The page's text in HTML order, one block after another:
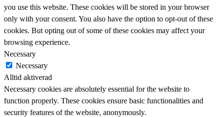
you use this website. These cookies will be stored in your browser
only with your consent. You also have the option to opt-out of these
cookies. But opting out of some of these cookies may affect your
browsing experience.
Necessary
Necessary
Alltid aktiverad
Necessary cookies are absolutely essential for the website to
function properly. These cookies ensure basic functionalities and
security features of the website, anonymously.